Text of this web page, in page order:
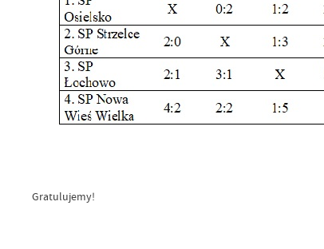
Gratulujemy!